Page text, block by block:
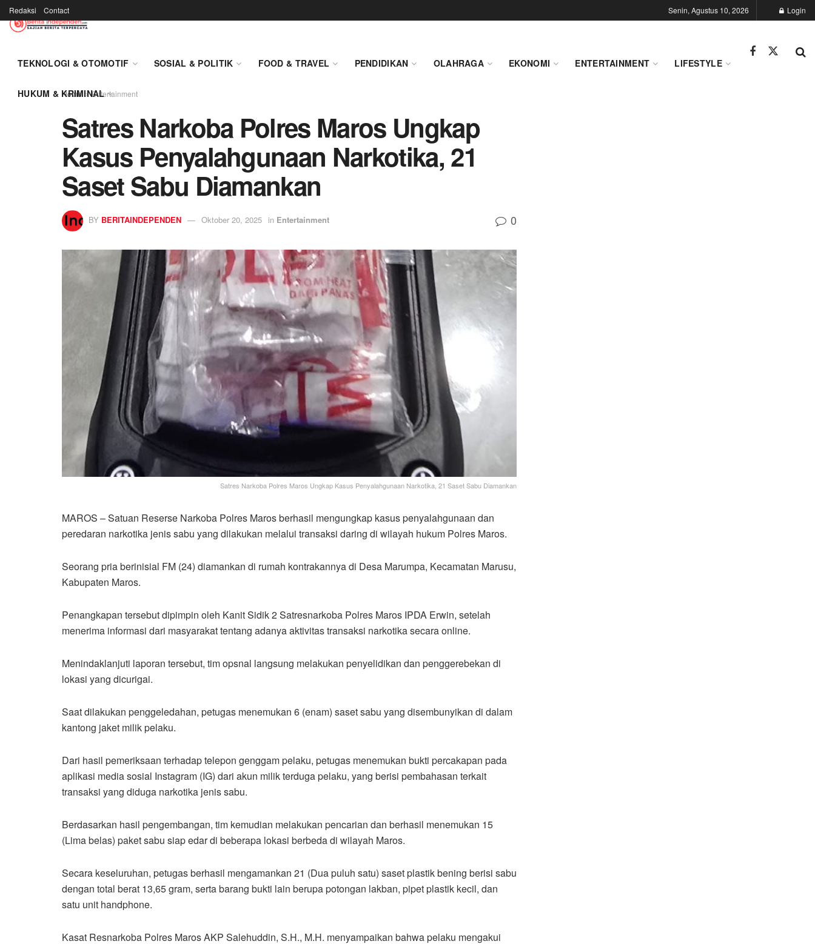
Redaksi Contact Senin, Agustus 10, 2026 Login
TEKNOLOGI & OTOMOTIF SOSIAL & POLITIK FOOD & TRAVEL PENDIDIKAN OLAHRAGA EKONOMI ENTERTAINMENT LIFESTYLE
HUKUM & KRIMINAL
Home Entertainment
Satres Narkoba Polres Maros Ungkap
Kasus Penyalahgunaan Narkotika, 21
Saset Sabu Diamankan
BY BERITAINDEPENDEN Oktober 20, 2025 in Entertainment 0
Satres Narkoba Polres Maros Ungkap Kasus Penyalahgunaan Narkotika, 21 Saset Sabu Diamankan
MAROS – Satuan Reserse Narkoba Polres Maros berhasil mengungkap kasus penyalahgunaan dan
peredaran narkotika jenis sabu yang dilakukan melalui transaksi daring di wilayah hukum Polres Maros.
Seorang pria berinisial FM (24) diamankan di rumah kontrakannya di Desa Marumpa, Kecamatan Marusu,
Kabupaten Maros.
Penangkapan tersebut dipimpin oleh Kanit Sidik 2 Satresnarkoba Polres Maros IPDA Erwin, setelah
menerima informasi dari masyarakat tentang adanya aktivitas transaksi narkotika secara online.
Menindaklanjuti laporan tersebut, tim opsnal langsung melakukan penyelidikan dan penggerebekan di
lokasi yang dicurigai.
Saat dilakukan penggeledahan, petugas menemukan 6 (enam) saset sabu yang disembunyikan di dalam
kantong jaket milik pelaku.
Dari hasil pemeriksaan terhadap telepon genggam pelaku, petugas menemukan bukti percakapan pada
aplikasi media sosial Instagram (IG) dari akun milik terduga pelaku, yang berisi pembahasan terkait
transaksi yang diduga narkotika jenis sabu.
Berdasarkan hasil pengembangan, tim kemudian melakukan pencarian dan berhasil menemukan 15
(Lima belas) paket sabu siap edar di beberapa lokasi berbeda di wilayah Maros.
Secara keseluruhan, petugas berhasil mengamankan 21 (Dua puluh satu) saset plastik bening berisi sabu
dengan total berat 13,65 gram, serta barang bukti lain berupa potongan lakban, pipet plastik kecil, dan
satu unit handphone.
Kasat Resnarkoba Polres Maros AKP Salehuddin, S.H., M.H. menyampaikan bahwa pelaku mengakui